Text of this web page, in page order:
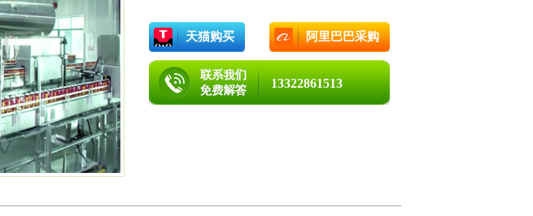
天猫购买 阿里巴巴采购
13322861513